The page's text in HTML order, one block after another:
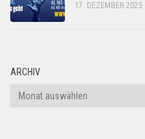
17. DEZEMBER 2025
ARCHIV
Archiv